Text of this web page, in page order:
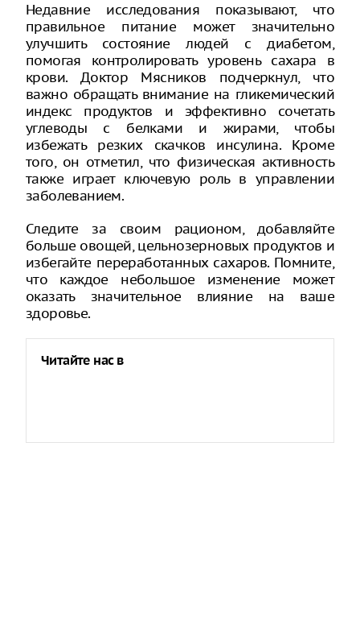
Недавние исследования показывают, что
правильное питание может значительно
улучшить состояние людей с диабетом,
помогая контролировать уровень сахара в
крови. Доктор Мясников подчеркнул, что
важно обращать внимание на гликемический
индекс продуктов и эффективно сочетать
углеводы с белками и жирами, чтобы
избежать резких скачков инсулина. Кроме
того, он отметил, что физическая активность
также играет ключевую роль в управлении
заболеванием.
Следите за своим рационом, добавляйте
больше овощей, цельнозерновых продуктов и
избегайте переработанных сахаров. Помните,
что каждое небольшое изменение может
оказать значительное влияние на ваше
здоровье.
Читайте нас в